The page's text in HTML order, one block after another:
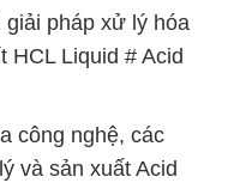
pháp xử lý hóa
HCL Liquid # Acid
công nghệ, các
và sản xuất Acid